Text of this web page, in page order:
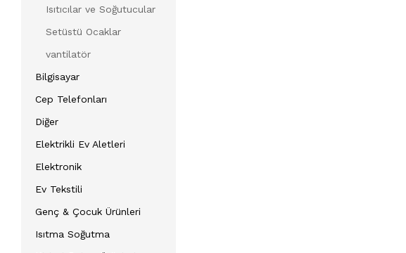
Isıtıcılar ve Soğutucular
Setüstü Ocaklar
vantilatör
Bilgisayar
Cep Telefonları
Diğer
Elektrikli Ev Aletleri
Elektronik
Ev Tekstili
Genç & Çocuk Ürünleri
Isıtma Soğutma